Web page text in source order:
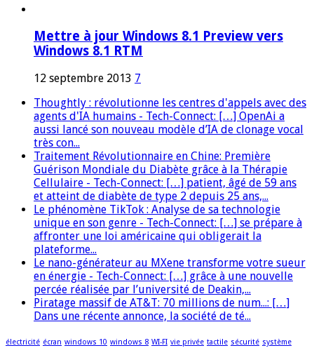
Mettre à jour Windows 8.1 Preview vers
Windows 8.1 RTM
12 septembre 2013 7
Thoughtly : révolutionne les centres d'appels avec des
agents d'IA humains - Tech-Connect: […] OpenAi a
aussi lancé son nouveau modèle d’IA de clonage vocal
très con...
Traitement Révolutionnaire en Chine: Première
Guérison Mondiale du Diabète grâce à la Thérapie
Cellulaire - Tech-Connect: […] patient, âgé de 59 ans
et atteint de diabète de type 2 depuis 25 ans,...
Le phénomène TikTok : Analyse de sa technologie
unique en son genre - Tech-Connect: […] se prépare à
affronter une loi américaine qui obligerait la
plateforme...
Le nano-générateur au MXene transforme votre sueur
en énergie - Tech-Connect: […] grâce à une nouvelle
percée réalisée par l’université de Deakin,...
Piratage massif de AT&T: 70 millions de num...: […]
Dans une récente annonce, la société de té...
électricité écran windows 10 windows 8 WI-FI vie privée tactile sécurité système